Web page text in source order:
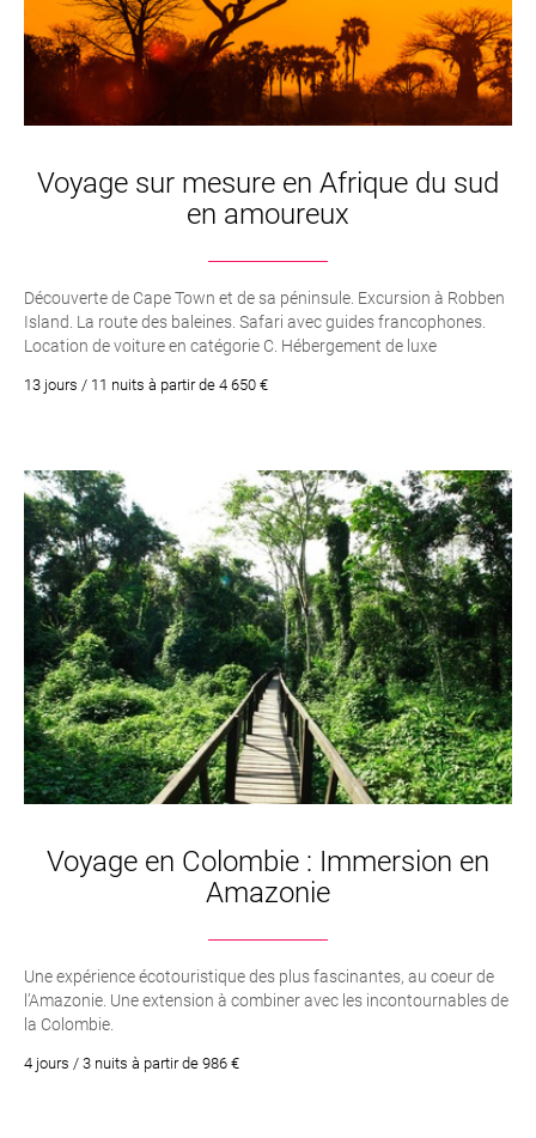
Voyage sur mesure en Afrique du sud
en amoureux
Découverte de Cape Town et de sa péninsule. Excursion à Robben
Island. La route des baleines. Safari avec guides francophones.
Location de voiture en catégorie C. Hébergement de luxe
13 jours / 11 nuits à partir de 4 650 €
Voyage en Colombie : Immersion en
Amazonie
Une expérience écotouristique des plus fascinantes, au coeur de
l’Amazonie. Une extension à combiner avec les incontournables de
la Colombie.
4 jours / 3 nuits à partir de 986 €